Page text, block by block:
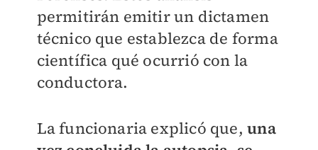
permitirán emitir un dictamen
técnico que establezca de forma
científica qué ocurrió con la
conductora.
La funcionaria explicó que,una